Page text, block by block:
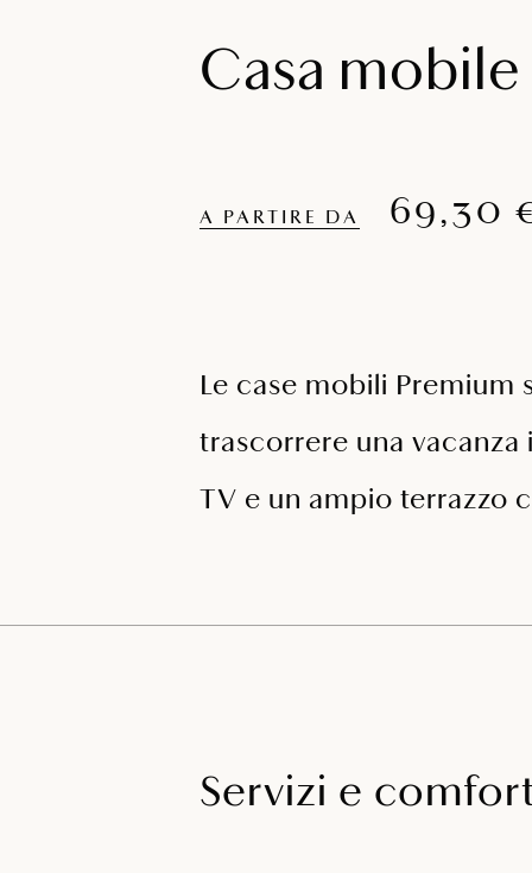
Casa
A PARTIRE DA 69,30
Le case mobili
trascorrere una
TV e un ampio terrazzo
Servizi e